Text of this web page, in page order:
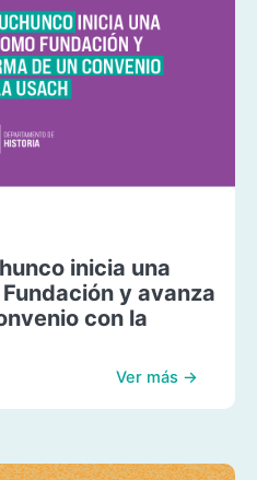
inicia una
y avanza
con la
Ver más →